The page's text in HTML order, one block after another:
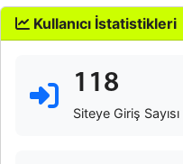
Kullanıcı İstatistikleri
118
Siteye Giriş Sayısı